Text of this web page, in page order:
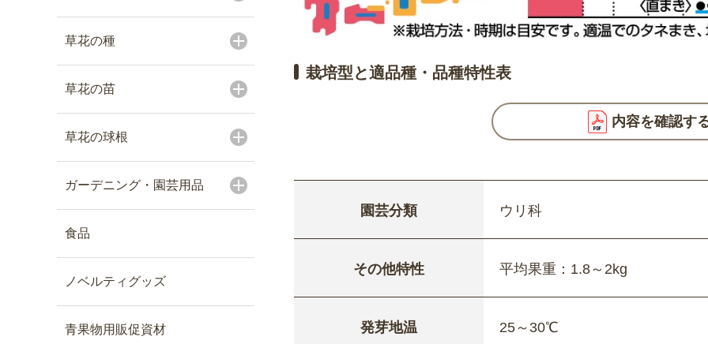
草花の種
草花の苗
草花の球根
ガーデニング・園芸用品
食品
ノベルティグッズ
青果物用販促資材
栽培型と適品種・品種特性表
内容を確認す
園芸分類 ウリ科
その他特性 平均果重：1.8～2kg
発芽地温 25～30℃